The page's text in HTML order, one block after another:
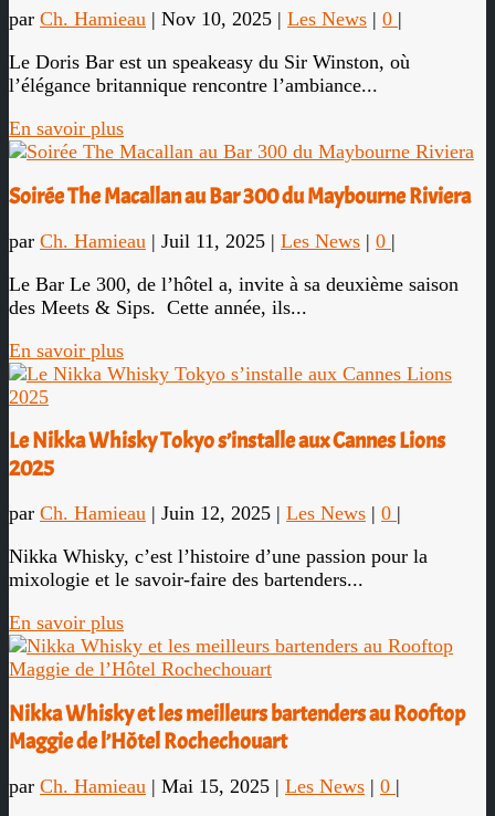
par Ch. Hamieau | Nov 10, 2025 | Les News | 0 |
Le Doris Bar est un speakeasy du Sir Winston, où
l’élégance britannique rencontre l’ambiance...
En savoir plus
Soirée The Macallan au Bar 300 du Maybourne Riviera
par Ch. Hamieau | Juil 11, 2025 | Les News | 0 |
Le Bar Le 300, de l’hôtel a, invite à sa deuxième saison
des Meets & Sips. Cette année, ils...
En savoir plus
Le Nikka Whisky Tokyo s’installe aux Cannes Lions
2025
par Ch. Hamieau | Juin 12, 2025 | Les News | 0 |
Nikka Whisky, c’est l’histoire d’une passion pour la
mixologie et le savoir-faire des bartenders...
En savoir plus
Nikka Whisky et les meilleurs bartenders au Rooftop
Maggie de l’Hôtel Rochechouart
par Ch. Hamieau | Mai 15, 2025 | Les News | 0 |